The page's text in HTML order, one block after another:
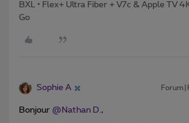
BXL • Flex+ Ultra Fiber + V7c & Apple TV
Go
Sophie A
Bonjour @Nathan D.,